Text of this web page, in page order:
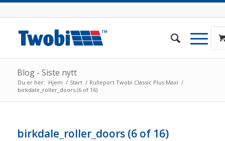
Blog - Siste nytt
Du er her: Hjem / Start / Rulleport Twobi Classic Plus Maxi /
birkdale_roller_doors (6 of 16)
birkdale_roller_doors (6 of 16)